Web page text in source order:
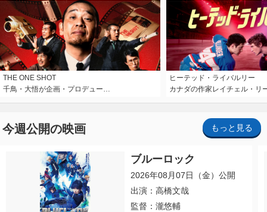
THE ONE SHOT
千鳥・大悟が企画・プロデュー…
ヒーテッド・ライバルリー
カナダの作家レイチェル・リ
今週公開の映画 もっと見る
ブルーロック
2026年08月07日（金）公開
出演：高橋文哉
監督：瀧悠輔